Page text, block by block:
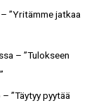
”Yritämme jatkaa
– ”Tulokseen
”Täytyy pyytää